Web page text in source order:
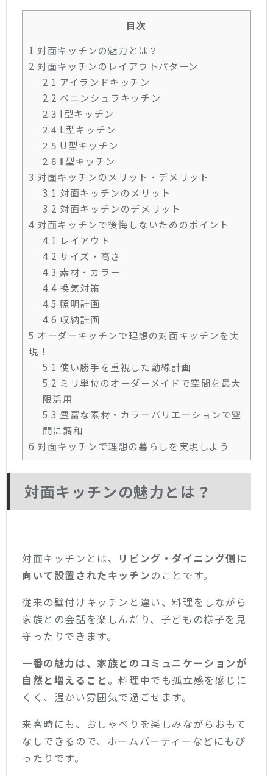
目次
1 対面キッチンの魅力とは？
2 対面キッチンのレイアウトパターン
2.1 アイランドキッチン
2.2 ペニンシュラキッチン
2.3 I型キッチン
2.4 L型キッチン
2.5 U型キッチン
2.6 Ⅱ型キッチン
3 対面キッチンのメリット・デメリット
3.1 対面キッチンのメリット
3.2 対面キッチンのデメリット
4 対面キッチンで後悔しないためのポイント
4.1 レイアウト
4.2 サイズ・高さ
4.3 素材・カラー
4.4 換気対策
4.5 照明計画
4.6 収納計画
5 オーダーキッチンで理想の対面キッチンを実
現！
5.1 使い勝手を重視した動線計画
5.2 ミリ単位のオーダーメイドで空間を最大
限活用
5.3 豊富な素材・カラーバリエーションで空
間に調和
6 対面キッチンで理想の暮らしを実現しよう
対面キッチンの魅力とは？
対面キッチンとは、
リビング・ダイニング側に
向いて設置されたキッチンのことです。
従来の壁付けキッチンと違い、料理をしながら
家族との会話を楽しんだり、子どもの様子を見
守ったりできます。
一番の魅力は、家族とのコミュニケーションが
自然と増えること 。料理中でも孤立感を感じに
くく、温かい雰囲気で過ごせます。
来客時にも、おしゃべりを楽しみながらおもて
なしできるので、ホームパーティーなどにもぴ
ったりです。